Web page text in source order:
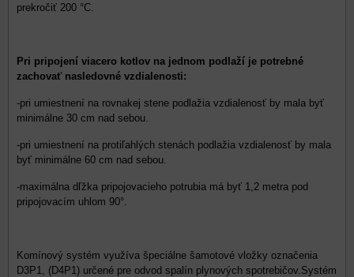
prekročiť 200 °C.
Pri pripojení viacero kotlov na jednom podlaží je potrebné
zachovať nasledovné vzdialenosti:
-pri umiestnení na rovnakej stene podlažia vzdialenosť by mala byť
minimálne 30 cm nad sebou.
-pri umiestnení na protiľahlých stenách podlažia vzdialenosť by mala
byť minimálne 60 cm nad sebou.
-maximálna dľžka pripojovacieho potrubia má byť 1,2 metra pod
pripojovacím uhlom 90°.
Komínový systém využíva špeciálne šamotové vložky označenia
D3P1, (D4P1) určené pre odvod spalín plynových spotrebičov.Systém